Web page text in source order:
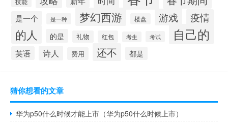
是一个 是一种 梦幻西游 楼盘 游戏 疫情
的人 的是 礼物 红包 考生 考试 自己的
英语 诗人 费用 还不 都是
猜你想看的文章
华为p50什么时候才能上市（华为p50什么时候上市）